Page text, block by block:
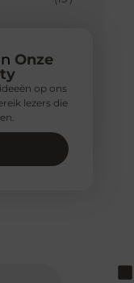
Onze
op ons
lezers die